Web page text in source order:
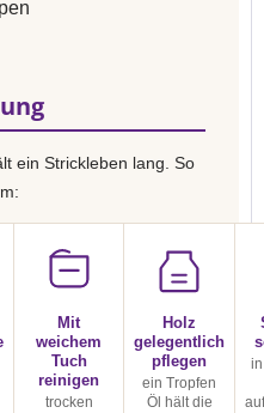
ein Strickleben lang. So
Mit
weichem
Tuch
reinigen
trocken
Holz
gelegentlich
pflegen
ein Tropfen
Öl hält die